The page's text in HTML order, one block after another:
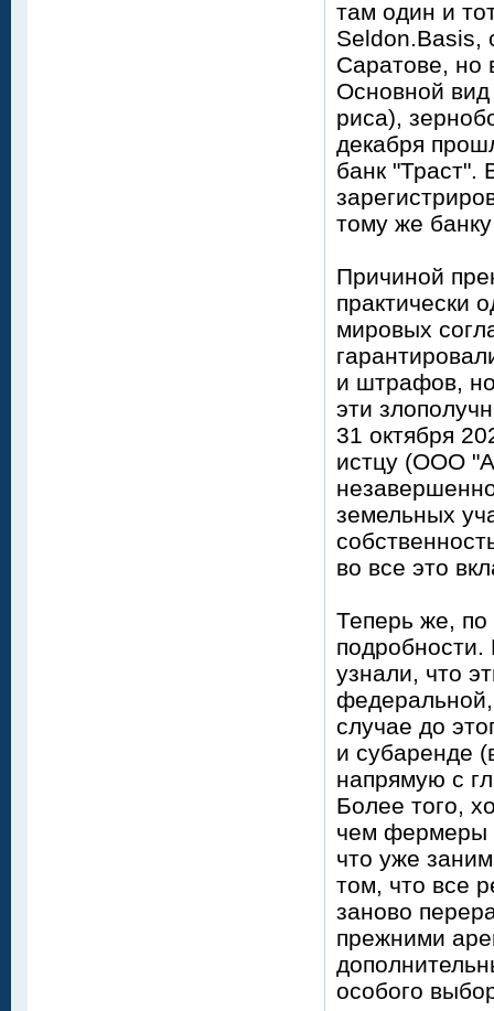
там один и
Seldon.Basis,
Саратове, но
Основной
риса),
декабря
банк "Траст".
тому же
Причиной
практически
мировых
и штрафов, но
эти
31 октября
истцу (ООО
земельных
во все это
Теперь же,
узнали, что
случае до
и субаренде
напрямую с
Более того,
чем фермеры
что уже
том, что все
заново
прежними
особого